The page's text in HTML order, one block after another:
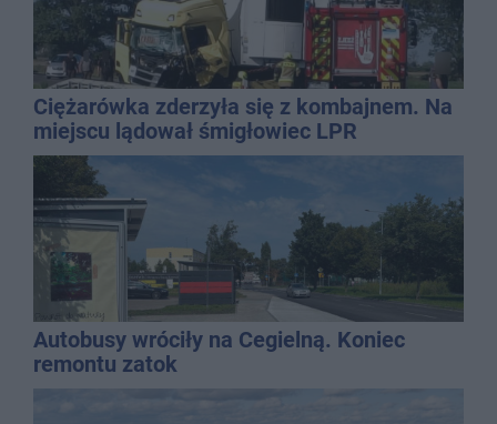
Ciężarówka zderzyła się z kombajnem. Na
miejscu lądował śmigłowiec LPR
Autobusy wróciły na Cegielną. Koniec
remontu zatok